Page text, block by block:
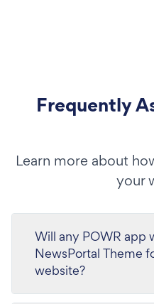
Frequently
Learn more about
your
Will any POWR app
NewsPortal Theme
website?